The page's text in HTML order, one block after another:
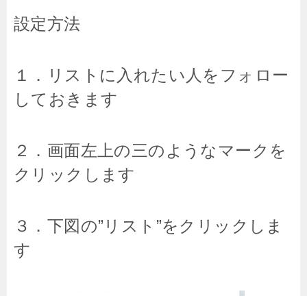
設定方法
１．リストに入れたい人をフォロー
しておきます
２．画面左上の三のようなマークを
クリックします
３．下図の”リスト”をクリックしま
す